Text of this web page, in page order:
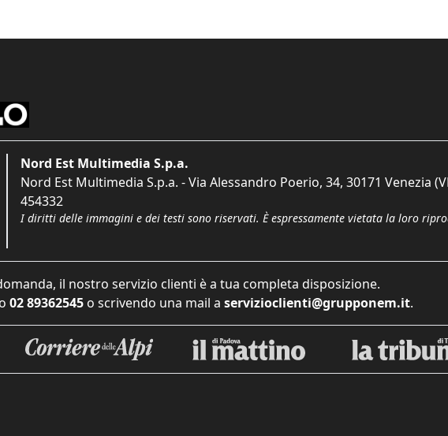
Nord Est Multimedia S.p.a.
Nord Est Multimedia S.p.a. - Via Alessandro Poerio, 34, 30171 Venezia
454332
I diritti delle immagini e dei testi sono riservati. È espressamente vietata la loro
il nostro servizio clienti è a tua completa disposizione.
02 89362545 o scrivendo una mail a servizioclienti@grupponem.it.